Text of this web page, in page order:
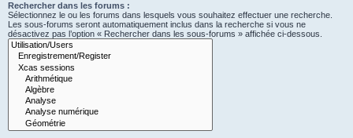
Rechercher dans les forums :
Sélectionnez le ou les forums dans lesquels vous souhaitez effectuer une recherche.
Les sous-forums seront automatiquement inclus dans la recherche si vous ne
désactivez pas l’option « Rechercher dans les sous-forums » affichée ci-dessous.